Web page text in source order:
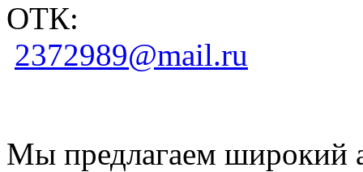
ОТК:
2372989@mail.ru
Мы предлагаем широкий